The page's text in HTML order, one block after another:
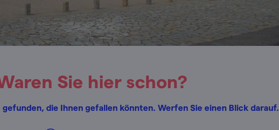
Sie hier schon?
die Ihnen gefallen könnten. Werfen Sie einen Blick darauf.